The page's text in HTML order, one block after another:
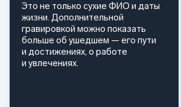
Это не только сухие ФИО и даты
жизни. Дополнительной
гравировкой можно показать
больше об ушедшем — его пути
и достижениях, о работе
и увлечениях.